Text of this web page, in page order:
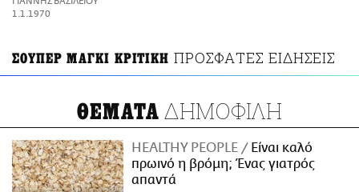
ΑΜΠΑ
1.1.1970
ΣΟΥΠΕΡ ΜΑΓΚΙ ΚΡΙΤΙΚΗ ΠΡΟΣΦΑΤΕΣ ΕΙΔΗΣΕΙΣ
ΘΕΜΑΤΑ ΔΗΜΟΦΙΛΗ
HEALTHY PEOPLE
Είναι καλό
πρωινό η βρόμη; Ένας γιατρός
απαντά